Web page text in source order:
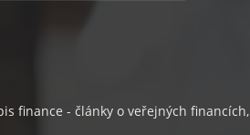
finance - články o veřejných financích,